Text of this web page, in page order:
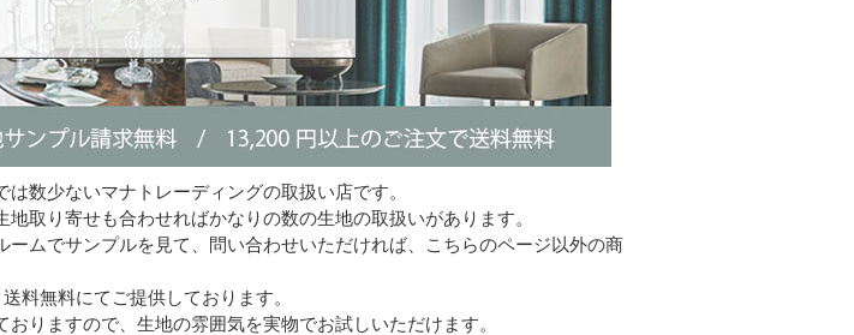
数少ないマナトレーディングの取扱い店です。
取り寄せも合わせればかなりの数の生地の取扱いがあります。
ームでサンプルを見て、問い合わせいただければ、こちらのページ以外の商
料無料にてご提供しております。
りますので、生地の雰囲気を実物でお試しいただけます。